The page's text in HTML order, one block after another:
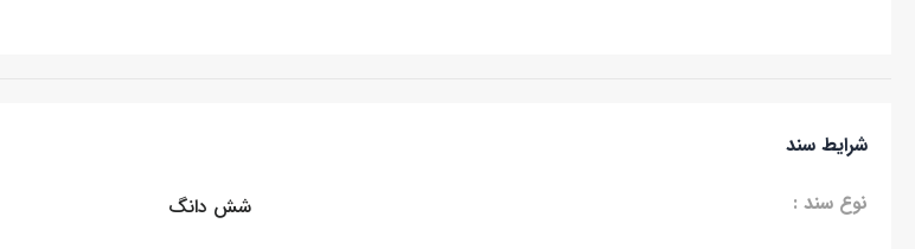
شرایط سند
نوع سند :
شش دانگ